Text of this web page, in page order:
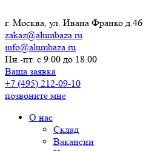
г. Москва, ул. Ивана Франко д.46
zakaz@alumbaza.ru
info@alumbaza.ru
Пн.-пт. с 9.00 до 18.00
Ваша заявка
+7 (495) 212-09-10
позвоните мне
О нас
Склад
Вакансии